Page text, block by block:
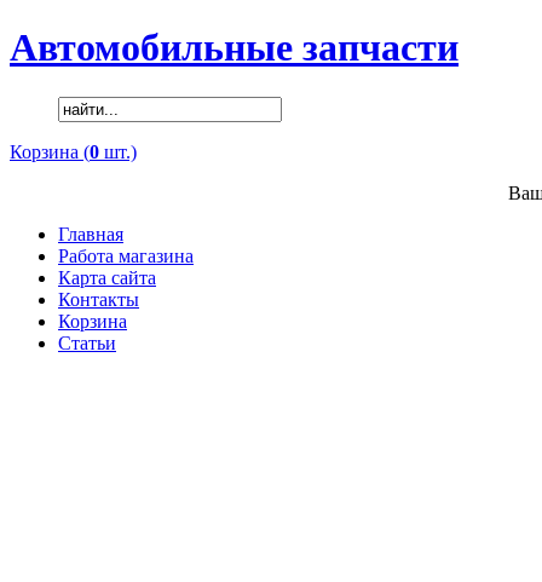
Автомобильные запчасти
Корзина (0 шт.)
Главная
Работа магазина
Карта сайта
Контакты
Корзина
Статьи